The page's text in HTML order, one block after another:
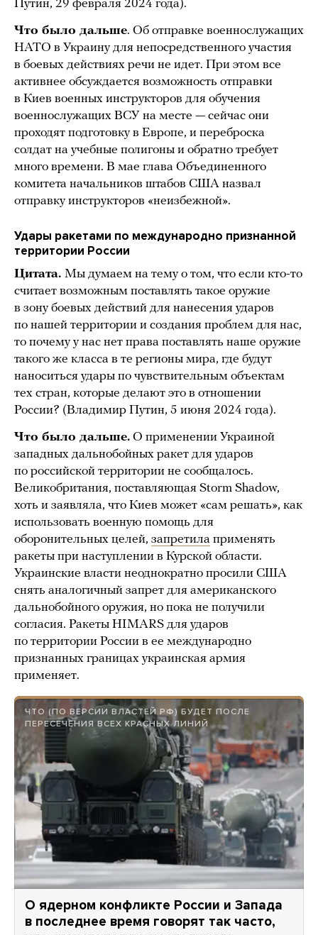
Путин, 29 февраля 2024 года).
Что было дальше. Об отправке военнослужащих
НАТО в Украину для непосредственного участия
в боевых действиях речи не идет. При этом все
активнее обсуждается возможность отправки
в Киев военных инструкторов для обучения
военнослужащих ВСУ на месте — сейчас они
проходят подготовку в Европе, и переброска
солдат на учебные полигоны и обратно требует
много времени. В мае глава Объединенного
комитета начальников штабов США назвал
отправку инструкторов «неизбежной».
Удары ракетами по международно признанной
территории России
Цитата. Мы думаем на тему о том, что если кто-то
считает возможным поставлять такое оружие
в зону боевых действий для нанесения ударов
по нашей территории и создания проблем для нас,
то почему у нас нет права поставлять наше оружие
такого же класса в те регионы мира, где будут
наноситься удары по чувствительным объектам
тех стран, которые делают это в отношении
России? (Владимир Путин, 5 июня 2024 года).
Что было дальше. О применении Украиной
западных дальнобойных ракет для ударов
по российской территории не сообщалось.
Великобритания, поставляющая Storm Shadow,
хоть и заявляла, что Киев может «сам решать», как
использовать военную помощь для
оборонительных целей, запретила применять
ракеты при наступлении в Курской области.
Украинские власти неоднократно просили США
снять аналогичный запрет для американского
дальнобойного оружия, но пока не получили
согласия. Ракеты HIMARS для ударов
по территории России в ее международно
признанных границах украинская армия
применяет.
ЧТО (ПО ВЕРСИИ ВЛАСТЕЙ РФ) БУДЕТ ПОСЛЕ
ПЕРЕСЕЧЕНИЯ ВСЕХ КРАСНЫХ ЛИНИЙ
О ядерном конфликте России и Запада
в последнее время говорят так часто,